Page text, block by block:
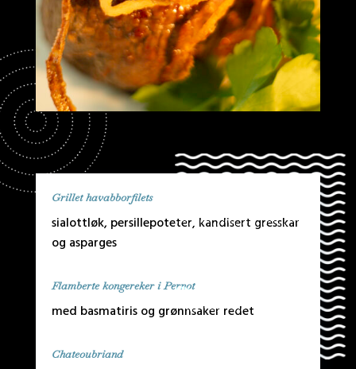
Grillet havabborfilets
sialottløk, persillepoteter, kandisert gresskar
og asparges
Flamberte kongereker i Pernot
med basmatiris og grønnsaker redet
Chateoubriand